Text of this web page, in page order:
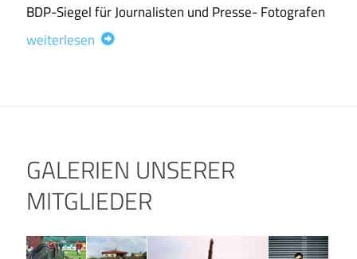
BDP-Siegel für Journalisten und Presse- Fotografen
weiterlesen
GALERIEN UNSERER
MITGLIEDER